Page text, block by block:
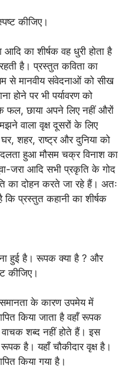
कीजिए।
का शीर्षक वह धुरी होता है
है। प्रस्तुत कविता का
से मानवीय संवेदनाओं को सीख
होने पर भी पर्यावरण को
फल, छाया अपने लिए नहीं औरों
वाला वृक्ष दूसरों के लिए
शहर, राष्ट्र और दुनिया को
हुआ मौसम चक्र विनाश का
जरा आदि सभी प्रकृति के गोद
का दोहन करते जा रहे हैं। अतः
कि प्रस्तुत कहानी का शीर्षक
हुई है। रूपक क्या है ? और
कीजिए।
के कारण उपमेय में
किया जाता है वहाँ रूपक
शब्द नहीं होते हैं। इस
रूपक है। यहाँ चौकीदार वृक्ष है।
किया गया है।